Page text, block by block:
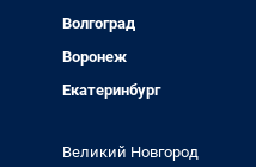
Волгоград
Воронеж
Екатеринбург
Великий Новгород